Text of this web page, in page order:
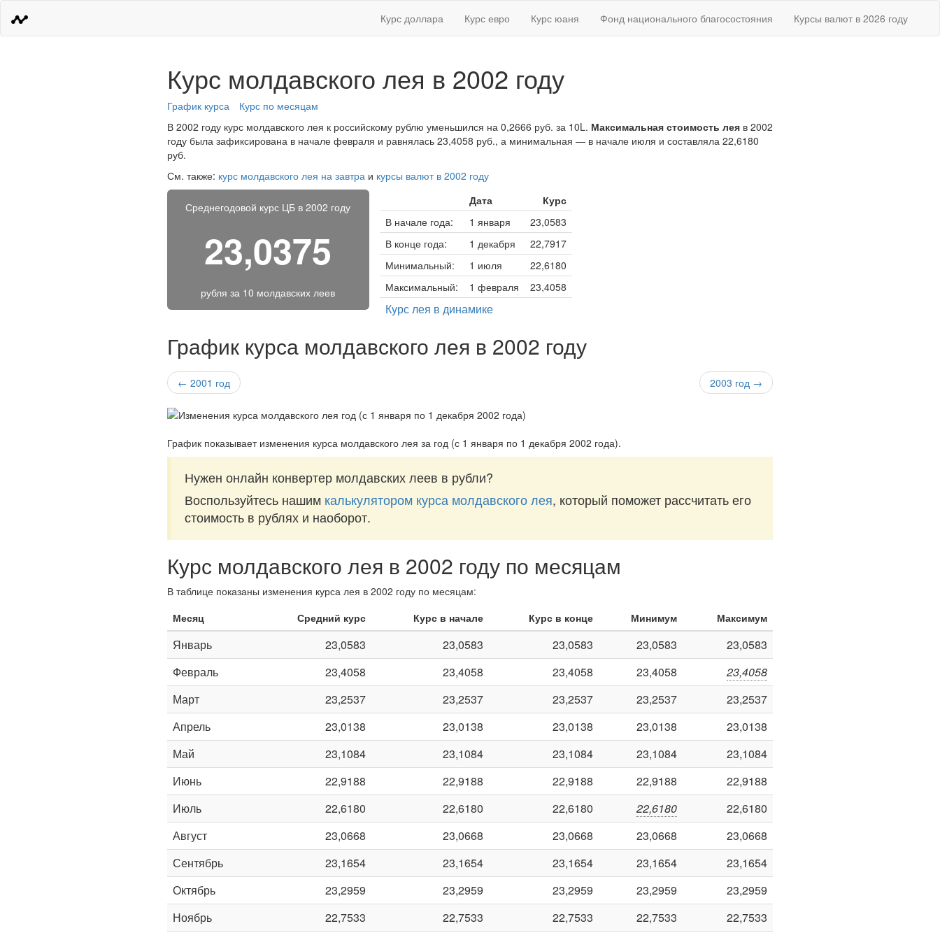
Курс доллара Курс евро Курс юаня Фонд национального благосостояния Курсы валют в 2026 году
Курс молдавского лея в 2002 году
График курса
Курс по месяцам
В 2002 году курс молдавского лея к российскому рублю уменьшился на 0,2666 руб. за 10L. Максимальная стоимость лея в 2002
году была зафиксирована в начале февраля и равнялась 23,4058 руб., а минимальная — в начале июля и составляла 22,6180
руб.
См. также: курс молдавского лея на завтра и курсы валют в 2002 году
Среднегодовой курс ЦБ в 2002 году
23,0375
рубля за 10 молдавских леев
Дата
Курс
В начале года:
1 января
23,0583
В конце года:
1 декабря
22,7917
Минимальный:
1 июля
22,6180
Максимальный:
1 февраля 23,4058
Курс лея в динамике
График курса молдавского лея в 2002 году
← 2001 год 2003 год →
График показывает изменения курса молдавского лея за год (с 1 января по 1 декабря 2002 года).
Нужен онлайн конвертер молдавских леев в рубли?
Воспользуйтесь нашим калькулятором курса молдавского лея, который поможет рассчитать его
стоимость в рублях и наоборот.
Курс молдавского лея в 2002 году по месяцам
В таблице показаны изменения курса лея в 2002 году по месяцам:
Месяц
Средний курс Курс в начале Курс в конце Минимум Максимум
Январь 23,0583 23,0583 23,0583 23,0583
23,0583
Февраль
23,4058 23,4058 23,4058 23,4058
23,4058
Март
23,2537 23,2537 23,2537 23,2537
23,2537
Апрель
23,0138 23,0138 23,0138 23,0138
23,0138
Май
23,1084 23,1084 23,1084 23,1084
23,1084
Июнь
22,9188 22,9188 22,9188 22,9188
22,9188
Июль
22,6180 22,6180 22,6180 22,6180
22,6180
Август
23,0668 23,0668 23,0668 23,0668
23,0668
Сентябрь
23,1654 23,1654 23,1654 23,1654
23,1654
Октябрь
23,2959 23,2959 23,2959 23,2959
23,2959
Ноябрь
22,7533 22,7533 22,7533 22,7533
22,7533